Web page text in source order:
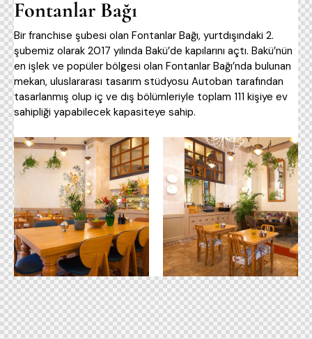
Fontanlar Bağı
Bir franchise şubesi olan Fontanlar Bağı, yurtdışındaki 2.
şubemiz olarak 2017 yılında Bakü’de kapılarını açtı. Bakü’nün
en işlek ve popüler bölgesi olan Fontanlar Bağı’nda bulunan
mekan, uluslararası tasarım stüdyosu Autoban tarafından
tasarlanmış olup iç ve dış bölümleriyle toplam 111 kişiye ev
sahipliği yapabilecek kapasiteye sahip.